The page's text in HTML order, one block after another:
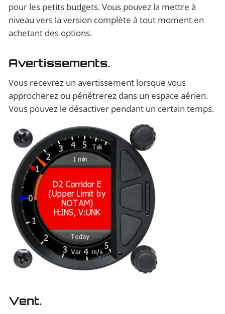
pour les petits budgets. Vous pouvez la mettre à
niveau vers la version complète à tout moment en
achetant des options.
Avertissements.
Vous recevrez un avertissement lorsque vous
approcherez ou pénétrerez dans un espace aérien.
Vous pouvez le désactiver pendant un certain temps.
Vent.